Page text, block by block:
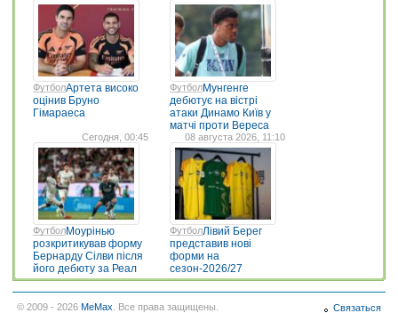
ФутболАртета високо
оцінив Бруно
Гімараеса
ФутболМунгенге
дебютує на вістрі
атаки Динамо Київ у
матчі проти Вереса
Сегодня, 00:45
ФутболМоурінью
розкритикував форму
Бернарду Сілви після
його дебюту за Реал
08 августа 2026, 11:10
ФутболЛівий Берег
представив нові
форми на
сезон-2026/27
© 2009 - 2026 MeMax . Все права защищены.
Связаться